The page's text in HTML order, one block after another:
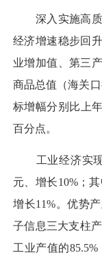
深入实施高质
经济增速稳步回
业增加值、第三
商品总值（海关
标增幅分别比上
百分点。
工业经济实现
元、增长10%；
增长11%。优势
子信息三大支柱
工业产值的